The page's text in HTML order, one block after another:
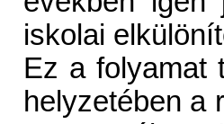
iskolai
Ez a folyamat
helyzetében a